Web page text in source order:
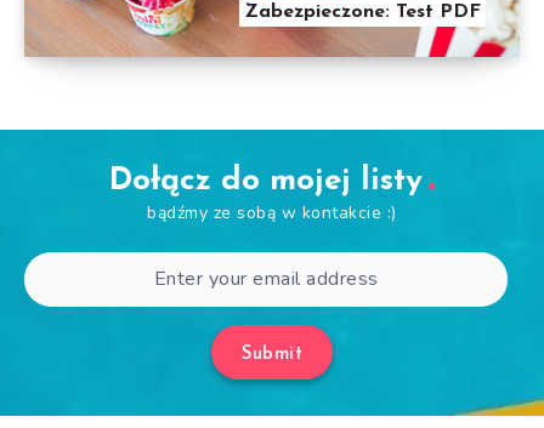
Zabezpieczone: Test PDF
Dołącz do mojej listy
bądźmy ze sobą w kontakcie :)
Submit